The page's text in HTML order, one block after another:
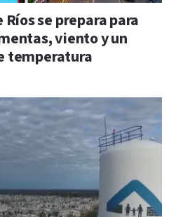
se prepara para
viento y un
temperatura